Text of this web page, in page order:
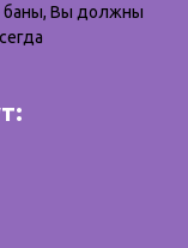
баны, Вы должны